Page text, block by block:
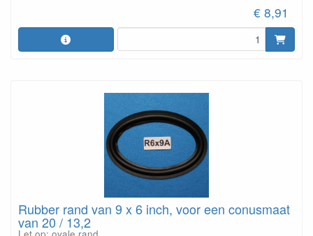
€ 8,91
Rubber rand van 9 x 6 inch, voor een conusmaat
van 20 / 13,2
Let op: ovale rand